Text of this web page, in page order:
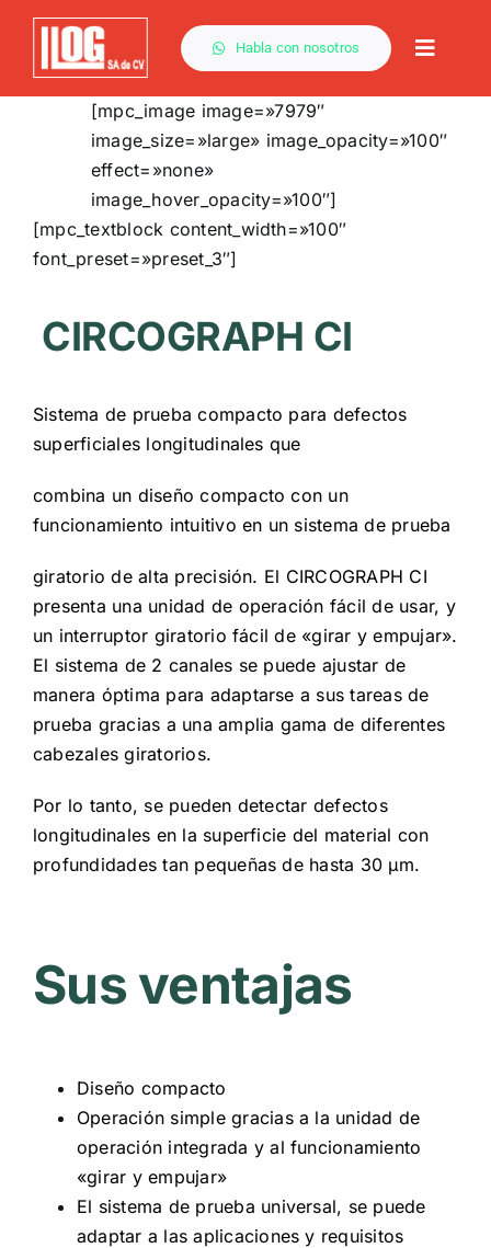
Saltar
contenido
Habla con nosotros
Toggle
[mpc_image image=»7979″
image_size=»large» image_opacity=»100″
effect=»none»
image_hover_opacity=»100″]
[mpc_textblock content_width=»100″
font_preset=»preset_3″]
CIRCOGRAPH CI
Sistema de prueba compacto para defectos
superficiales longitudinales que
combina un diseño compacto con un
funcionamiento intuitivo en un sistema de prueba
giratorio de alta precisión. El CIRCOGRAPH CI
presenta una unidad de operación fácil de usar, y
un interruptor giratorio fácil de «girar y empujar».
El sistema de 2 canales se puede ajustar de
manera óptima para adaptarse a sus tareas de
prueba gracias a una amplia gama de diferentes
cabezales giratorios.
Por lo tanto, se pueden detectar defectos
longitudinales en la superficie del material con
profundidades tan pequeñas de hasta 30 μm.
Sus ventajas
Diseño compacto
Operación simple gracias a la unidad de
operación integrada y al funcionamiento
«girar y empujar»
El sistema de prueba universal, se puede
adaptar a las aplicaciones y requisitos